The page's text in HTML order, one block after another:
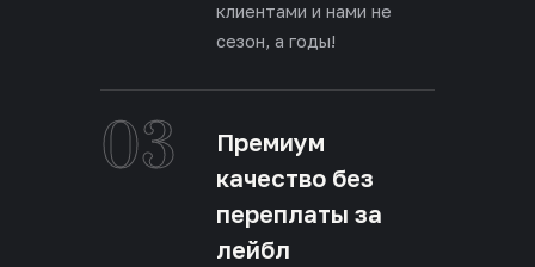
клиентами и нами не
сезон, а годы!
03
Премиум
качество без
переплаты за
лейбл